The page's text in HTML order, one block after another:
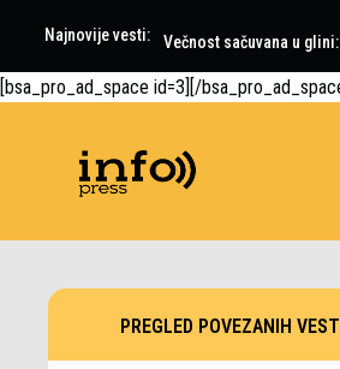
Najnovije vesti: Večeras i sutra
Večnost sačuvana u
[bsa_pro_ad_space id=3][/
PREGLED POVEZANIH